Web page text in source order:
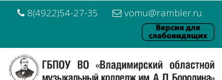
8(4922)54-27-35 vomu@rambler.ru